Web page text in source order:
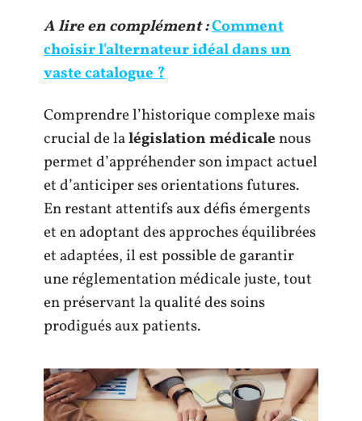
A lire en complément :Comment
choisir l'alternateur idéal dans un
vaste catalogue ?
Comprendre l’historique complexe mais
crucial de lalégislation médicalenous
permet d’appréhender son impact actuel
et d’anticiper ses orientations futures.
En restant attentifs aux défis émergents
et en adoptant des approches équilibrées
et adaptées, il est possible de garantir
une réglementation médicale juste, tout
en préservant la qualité des soins
prodigués aux patients.